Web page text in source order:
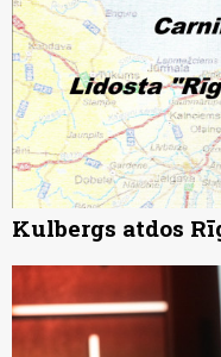
Kulbergs atdos